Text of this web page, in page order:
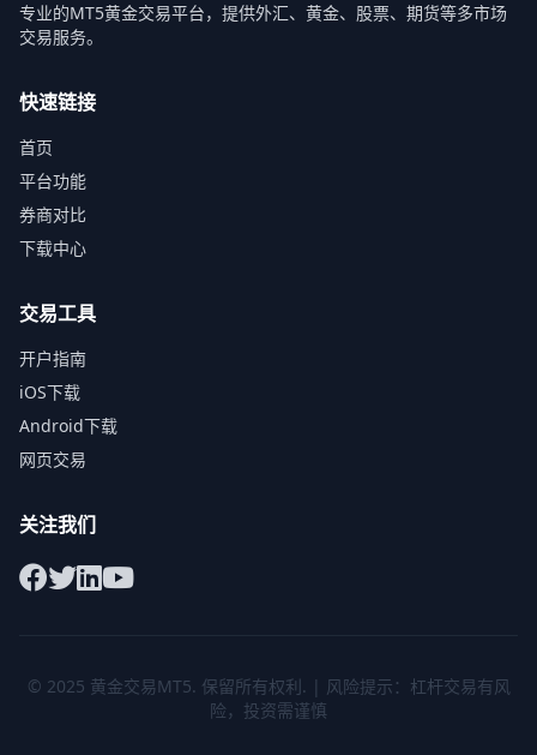
专业的MT5黄金交易平台，提供外汇、黄金、股票、期货等多市场
交易服务。
快速链接
首页
平台功能
券商对比
下载中心
交易工具
开户指南
iOS下载
Android下载
网页交易
关注我们
© 2025 黄金交易MT5. 保留所有权利. | 风险提示：杠杆交易有风
险，投资需谨慎